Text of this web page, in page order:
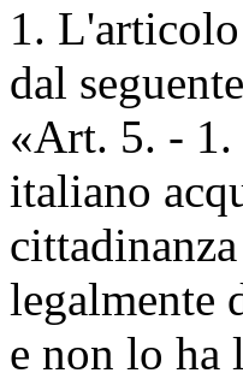
1.
dal
«Art. 5. -
italiano
legalmente
e non lo ha